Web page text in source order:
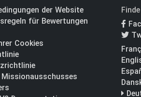
der Website
für Bewertungen
Cookies